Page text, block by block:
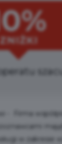
ZNIŻKI
- Firma
w zakresie